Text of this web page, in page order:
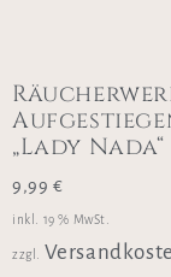
„Lady Nada“
9,99 €
inkl. 19 % MwSt.
zzgl.